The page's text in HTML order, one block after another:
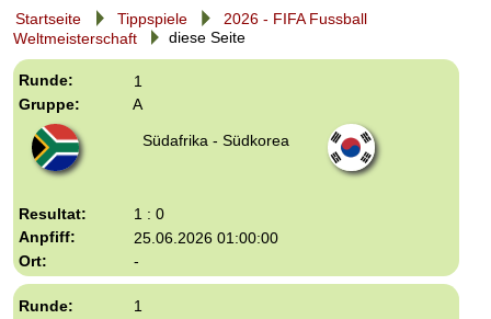
search
Touch
touch
Startseite Tippspiele
2026 - FIFA Fussball
Weltmeisterschaft
diese Seite
1
A
Südafrika - Südkorea
1 : 0
25.06.2026 01:00:00
-
1